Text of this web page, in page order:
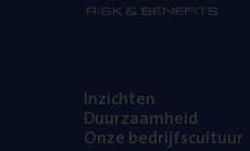
Inzich­ten
Duur­zaam­heid
Onze bedrijfs­cul­tuur